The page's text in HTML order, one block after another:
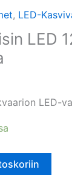
, LED-
LED
LED-